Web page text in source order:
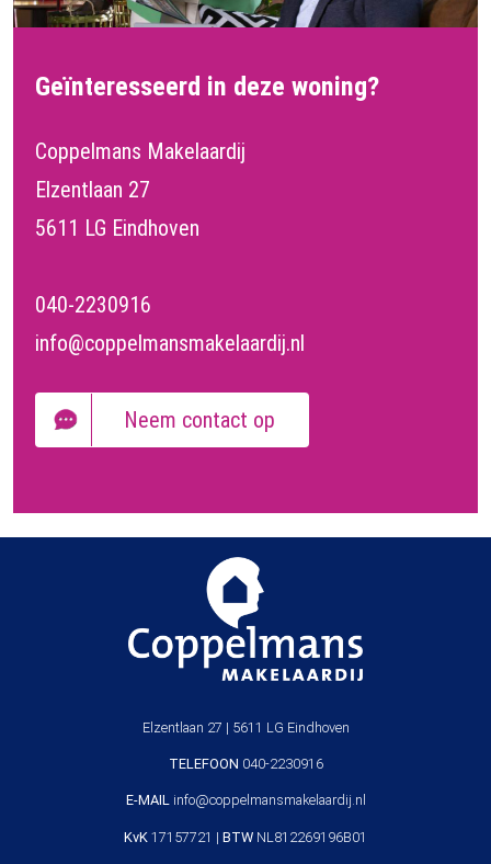
Geïnteresseerd in deze woning?
Coppelmans Makelaardij
Elzentlaan 27
5611 LG Eindhoven
040-2230916
info@coppelmansmakelaardij.nl
Neem contact op
Elzentlaan 27 | 5611 LG Eindhoven
TELEFOON 040-2230916
E-MAILinfo@coppelmansmakelaardij.nl
KvK 17157721 | BTW NL812269196B01